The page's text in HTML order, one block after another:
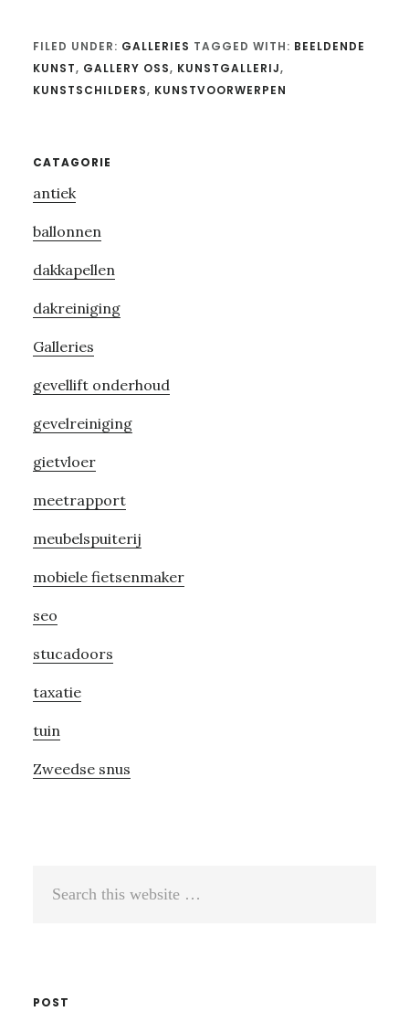
FILED UNDER: GALLERIES TAGGED WITH: BEELDENDE
KUNST, GALLERY OSS, KUNSTGALLERIJ,
KUNSTSCHILDERS, KUNSTVOORWERPEN
Primary
Sidebar
CATAGORIE
antiek
ballonnen
dakkapellen
dakreiniging
Galleries
gevellift onderhoud
gevelreiniging
gietvloer
meetrapport
meubelspuiterij
mobiele fietsenmaker
seo
stucadoors
taxatie
tuin
Zweedse snus
POST